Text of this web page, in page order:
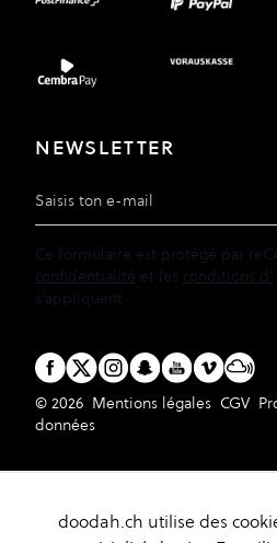
NEWSLETTER
Adresse e-mail
Ce formulaire est protégé par
confidentialité et les conditions d'
s'appliquent.
© 2026 Mentions légales CGV
données
doodah.ch utilise des